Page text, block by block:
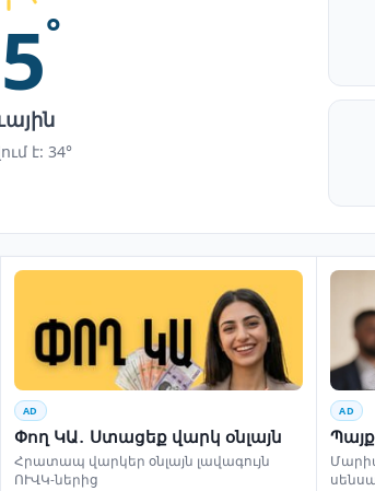
°
է: 34°
AD
Փող ԿԱ․ Ստացեք վարկ օնլայն
Հրատապ վարկեր օնլայն լավագույն
ՈՒՎԿ-ներից
AD